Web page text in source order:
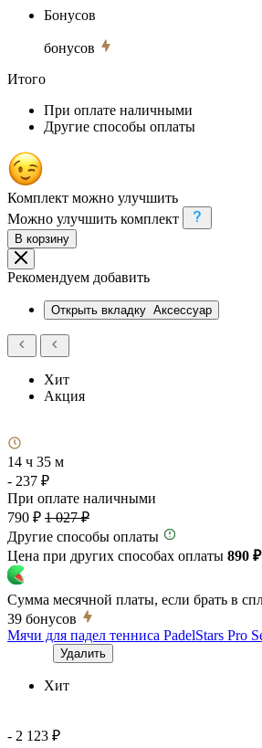
Бонусов
бонусов
Итого
При оплате наличными
Другие способы оплаты
Комплект можно улучшить
Можно улучшить комплект
В корзину
Рекомендуем добавить
Открыть вкладку Аксессуар
Хит
Акция
14 ч 35 м
- 237 ₽
При оплате наличными
790 ₽ 1 027 ₽
Другие способы оплаты
Цена при других способах оплаты 890 ₽
Сумма месячной платы, если брать в
39 бонусов
Мячи для падел тенниса PadelStars Pro
Удалить
Хит
- 2 123 ₽